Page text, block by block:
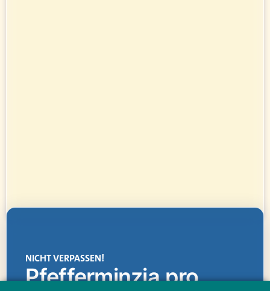
NICHT VERPASSEN!
Pfefferminzia.pro